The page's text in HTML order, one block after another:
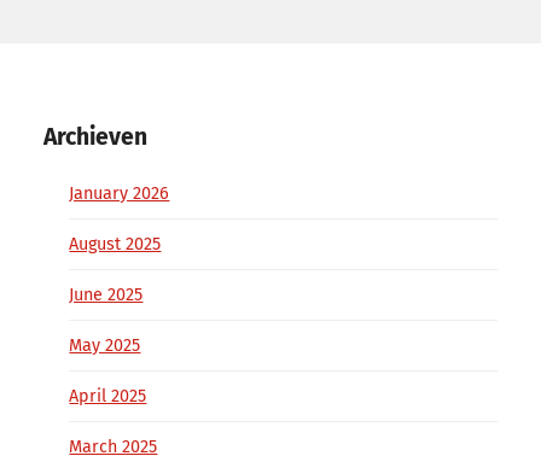
Archieven
January 2026
August 2025
June 2025
May 2025
April 2025
March 2025